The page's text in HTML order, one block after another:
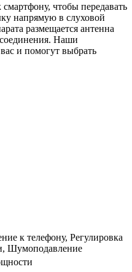
чтобы передавать
напрямую в слуховой
размещается антенна
Наши
и помогут выбрать
к телефону, Регулировка
Шумоподавление